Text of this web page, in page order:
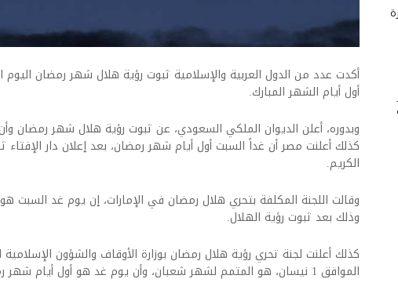
أكدت عدد من الدول العربية والإسلامية ثبوت رؤية هلال شهر رمضان
أول أيام الشهر المبارك.
وبدوره، أعلن الديوان الملكي السعودي، عن ثبوت رؤية هلال شهر رمضان
كذلك أعلنت مصر أن غداً السبت أول أيام شهر رمضان، بعد إعلان دار
الكريم.
وقالت اللجنة المكلفة بتحري هلال رمضان في الإمارات، إن يوم غد السبت هو
وذلك بعد ثبوت رؤية الهلال.
كذلك أعلنت لجنة تحري رؤية هلال رمضان بوزارة الأوقاف والشؤون الإسلامية
الموافق 1 نيسان، هو المتمم لشهر شعبان، وأن يوم غد هو أول أيام شهر رمضان المبارك.